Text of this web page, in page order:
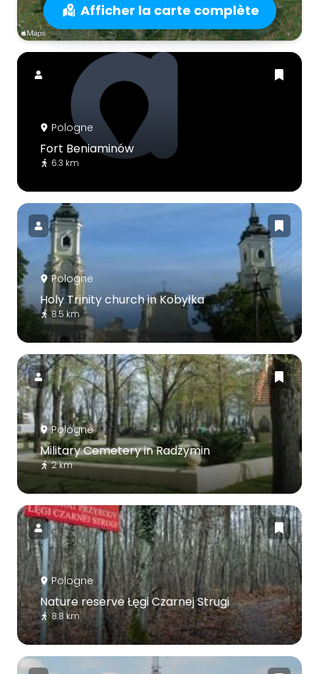
Afficher la carte complète
Pologne
Fort Beniaminów
6.3 km
Pologne
Holy Trinity church in Kobyłka
8.5 km
Pologne
Military Cemetery in Radzymin
2 km
Pologne
Nature reserve Łęgi Czarnej Strugi
8.8 km